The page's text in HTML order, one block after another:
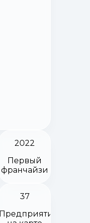
2022
Первый
франчайзи
37
Предприятий